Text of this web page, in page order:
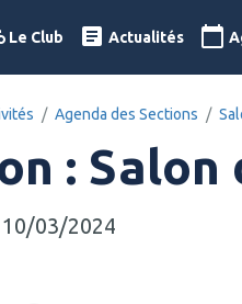
Le Club Actualités
Agenda des Sections
: Salon
10/03/2024